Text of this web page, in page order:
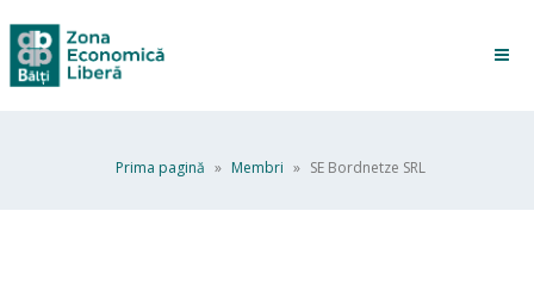
Prima pagină » Membri » SE Bordnetze SRL